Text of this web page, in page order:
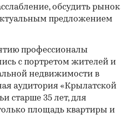
обсудить рынок
предложением
профессионалы
с портретом жителей и
недвижимости в
аудитория «Крылатской
старше 35 лет, для
площадь квартиры и